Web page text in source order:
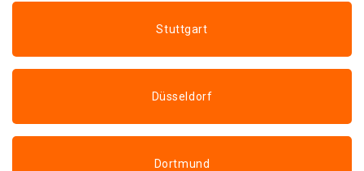
Stuttgart
Düsseldorf
Dortmund